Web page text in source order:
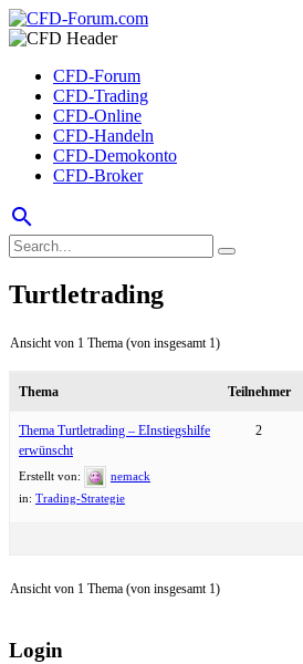
CFD-Forum
CFD-Trading
CFD-Online
CFD-Handeln
CFD-Demokonto
CFD-Broker
search
Turtletrading
Ansicht von 1 Thema (von insgesamt 1)
Thema Teilnehmer
Thema Turtletrading – EInstiegshilfe
erwünscht
Erstellt von:
nemack
in: Trading-Strategie
2
Ansicht von 1 Thema (von insgesamt 1)
Login